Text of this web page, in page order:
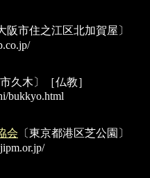
阪市住之江区北加賀屋〕
久木〕［仏教］
bukkyo.html
会 〔東京都港区芝公園〕